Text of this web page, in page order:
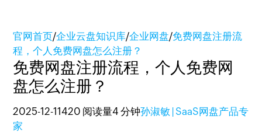
官网首页/企业云盘知识库/企业网盘/免费网盘注册流
程，个人免费网盘怎么注册？
免费网盘注册流程，个人免费网
盘怎么注册？
2025-12-11420 阅读量4 分钟孙淑敏 | SaaS网盘产品专
家